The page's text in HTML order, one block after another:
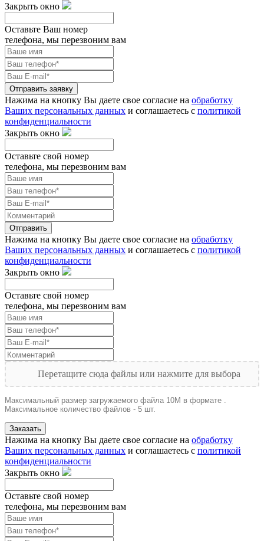
Закрыть окно
Оставьте Ваш номер
телефона, мы перезвоним вам
Отправить заявку
Нажима на кнопку Вы даете свое согласие на обработку
Ваших персональных данных и соглашаетесь с политикой
конфиденциальности
Закрыть окно
Оставьте свой номер
телефона, мы перезвоним вам
Отправить
Нажима на кнопку Вы даете свое согласие на обработку
Ваших персональных данных и соглашаетесь с политикой
конфиденциальности
Закрыть окно
Оставьте свой номер
телефона, мы перезвоним вам
Перетащите сюда файлы или нажмите для выбора
Максимальный размер загружаемого файла 10M в формате .
Максимальное количество файлов - 5 шт.
Заказать
Нажима на кнопку Вы даете свое согласие на обработку
Ваших персональных данных и соглашаетесь с политикой
конфиденциальности
Закрыть окно
Оставьте свой номер
телефона, мы перезвоним вам